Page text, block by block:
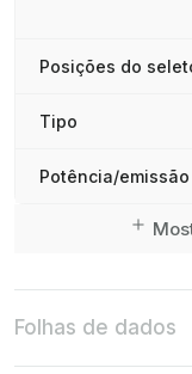
Posições do
Tipo
Potência/
Folhas de dados